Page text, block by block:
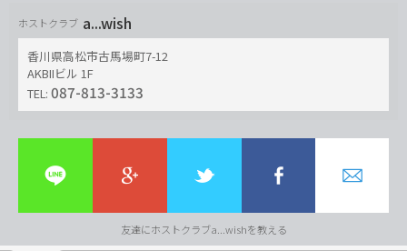
ホストクラブ a...wish
香川県高松市古馬場町7-12
AKBIIビル 1F
TEL: 087-813-3133
友達にホストクラブa...wishを教える